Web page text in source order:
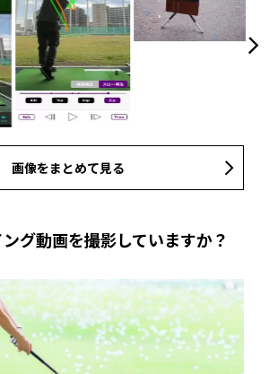
画像をまとめて見る
グ動画を撮影していますか？